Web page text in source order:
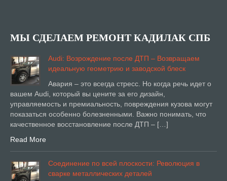
МЫ СДЕЛАЕМ РЕМОНТ КАДИЛАК СПБ
Audi: Возрождение после ДТП – Возвращаем
идеальную геометрию и заводской блеск
Авария – это всегда стресс. Но когда речь идет о
вашем Audi, который вы цените за его дизайн,
управляемость и премиальность, повреждения кузова могут
показаться особенно болезненными. Важно понимать, что
качественное восстановление после ДТП – […]
Read More
Соединение по всей плоскости: Революция в
сварке металлических деталей